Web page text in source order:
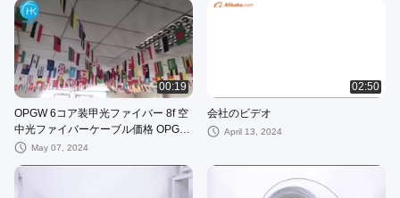
00:19
OPGW 6コア装甲光ファイバー 8f 空
中光ファイバーケーブル価格 OPGW
光ファイバー地面線
May 07, 2024
02:50
会社のビデオ
April 13, 2024